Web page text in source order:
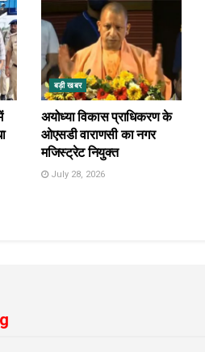
बड़ी खबर
अयोध्या विकास प्राधिकरण के
ओएसडी वाराणसी का नगर
मजिस्ट्रेट नियुक्त
July 28, 2026